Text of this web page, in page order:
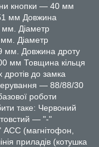
кнопки — 40 мм
мм Довжина
мм. Діаметр
мм. Діаметр
мм. Довжина дроту
мм Товщина кільця
до замка
— 88/88/30
роботи
таке: Червоний
— "-"
АСС (магнітофон,
приладів (котушка